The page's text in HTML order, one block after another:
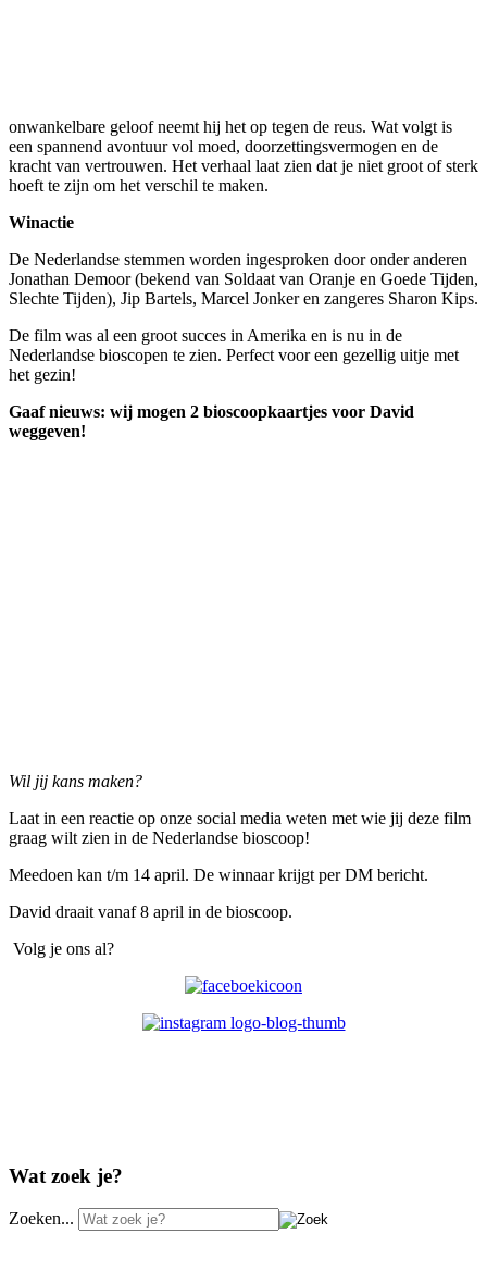
onwankelbare geloof neemt hij het op tegen de reus. Wat volgt is
een spannend avontuur vol moed, doorzettingsvermogen en de
kracht van vertrouwen. Het verhaal laat zien dat je niet groot of sterk
hoeft te zijn om het verschil te maken.
Winactie
De Nederlandse stemmen worden ingesproken door onder anderen
Jonathan Demoor (bekend van Soldaat van Oranje en Goede Tijden,
Slechte Tijden), Jip Bartels, Marcel Jonker en zangeres Sharon Kips.
De film was al een groot succes in Amerika en is nu in de
Nederlandse bioscopen te zien. Perfect voor een gezellig uitje met
het gezin!
Gaaf nieuws: wij mogen 2 bioscoopkaartjes voor David
weggeven!
Wil jij kans maken?
Laat in een reactie op onze social media weten met wie jij deze film
graag wilt zien in de Nederlandse bioscoop!
Meedoen kan t/m 14 april. De winnaar krijgt per DM bericht.
David draait vanaf 8 april in de bioscoop.
Volg je ons al?
Wat zoek je?
Zoeken...